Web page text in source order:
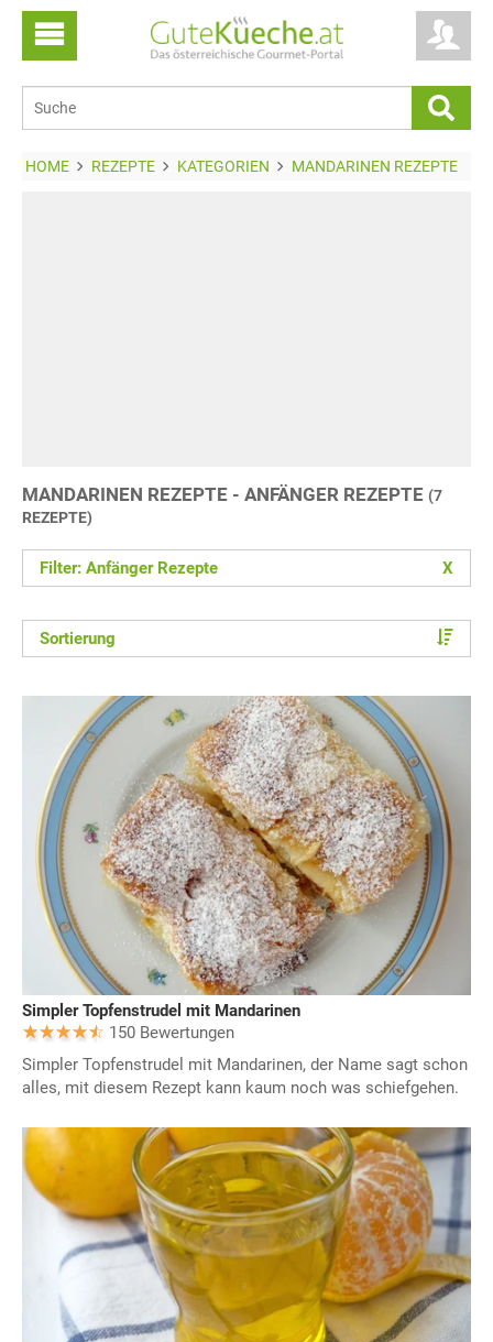
HOME REZEPTE KATEGORIEN MANDARINEN REZEPTE
MANDARINEN REZEPTE - ANFÄNGER REZEPTE (7
REZEPTE)
Filter: Anfänger Rezepte X
Sortierung
Simpler Topfenstrudel mit Mandarinen
150 Bewertungen
Simpler Topfenstrudel mit Mandarinen, der Name sagt schon
alles, mit diesem Rezept kann kaum noch was schiefgehen.